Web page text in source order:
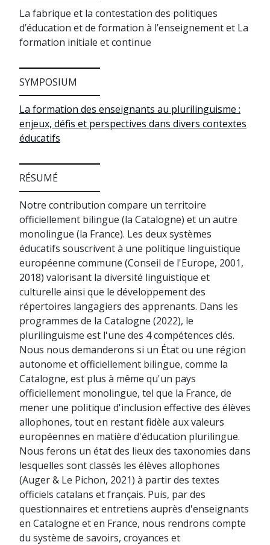
La fabrique et la contestation des politiques
d’éducation et de formation à l’enseignement et La
formation initiale et continue
SYMPOSIUM
La formation des enseignants au plurilinguisme :
enjeux, défis et perspectives dans divers contextes
éducatifs
RÉSUMÉ
Notre contribution compare un territoire
officiellement bilingue (la Catalogne) et un autre
monolingue (la France). Les deux systèmes
éducatifs souscrivent à une politique linguistique
européenne commune (Conseil de l'Europe, 2001,
2018) valorisant la diversité linguistique et
culturelle ainsi que le développement des
répertoires langagiers des apprenants. Dans les
programmes de la Catalogne (2022), le
plurilinguisme est l'une des 4 compétences clés.
Nous nous demanderons si un État ou une région
autonome et officiellement bilingue, comme la
Catalogne, est plus à même qu'un pays
officiellement monolingue, tel que la France, de
mener une politique d'inclusion effective des élèves
allophones, tout en restant fidèle aux valeurs
européennes en matière d'éducation plurilingue.
Nous ferons un état des lieux des taxonomies dans
lesquelles sont classés les élèves allophones
(Auger & Le Pichon, 2021) à partir des textes
officiels catalans et français. Puis, par des
questionnaires et entretiens auprès d'enseignants
en Catalogne et en France, nous rendrons compte
du système de savoirs, croyances et